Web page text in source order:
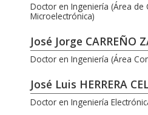
Doctor en Ingeniería (Área de
Microelectrónica)
José Jorge CARREÑO
Doctor en Ingeniería (Área
José Luis HERRERA
Doctor en Ingeniería